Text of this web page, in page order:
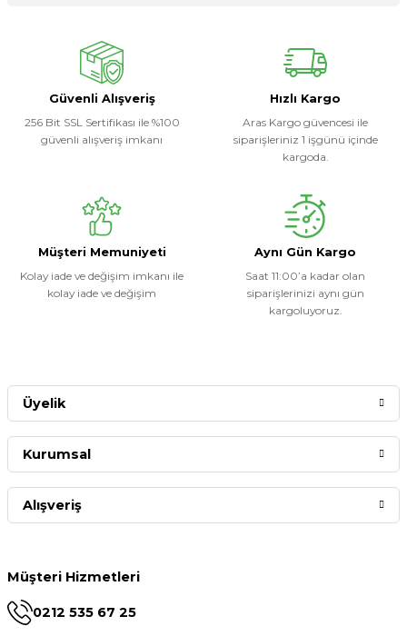
Güvenli Alışveriş
256 Bit SSL Sertifikası ile %100
güvenli alışveriş imkanı
Hızlı Kargo
Aras Kargo güvencesi ile
siparişleriniz 1 işgünü içinde
kargoda.
Müşteri Memuniyeti
Kolay iade ve değişim imkanı ile
kolay iade ve değişim
Aynı Gün Kargo
Saat 11:00’a kadar olan
siparişlerinizi aynı gün
kargoluyoruz.
Müşteri Hizmetleri
0212 535 67 25
Üyelik
Kurumsal
Alışveriş